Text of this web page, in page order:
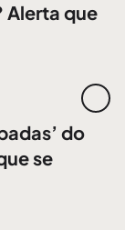
Alerta que
do
se